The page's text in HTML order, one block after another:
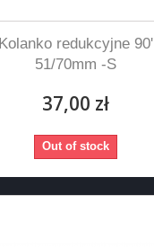
Kolanko redukcyjne 90'
51/70mm -S
37,00 zł
Out of stock